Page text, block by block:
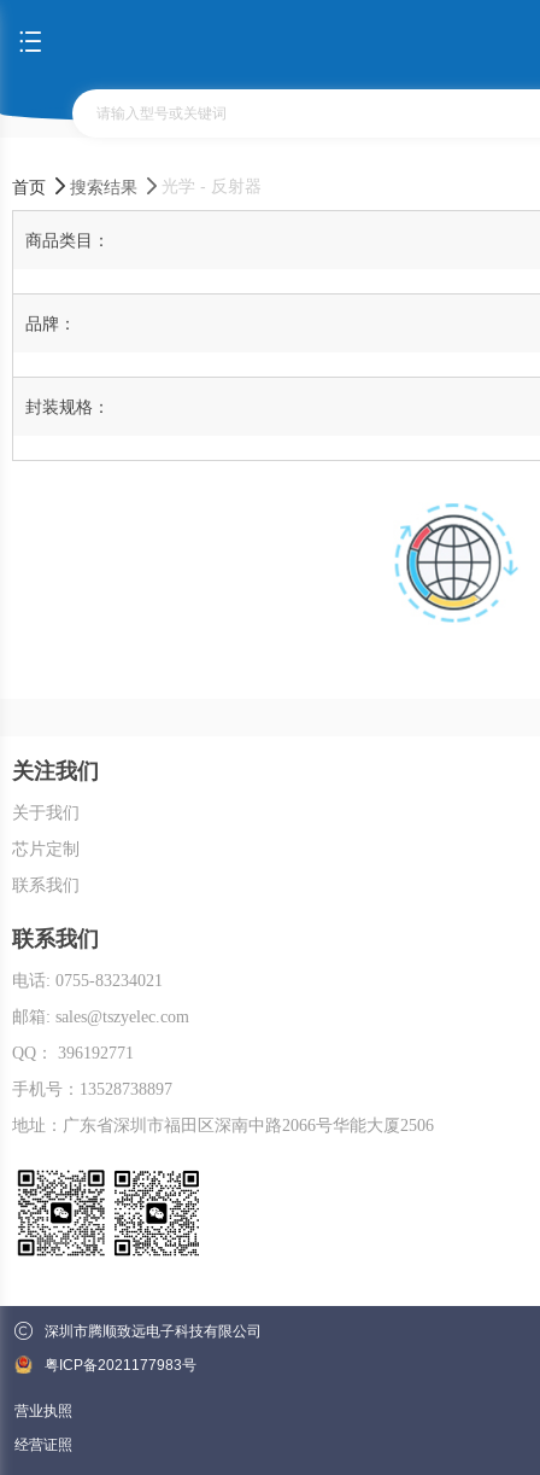
首页 搜索结果 光学 - 反射器
商品类目：
品牌：
封装规格：
关注我们
关于我们
芯片定制
联系我们
联系我们
电话: 0755-83234021
邮箱: sales@tszyelec.com
QQ： 396192771
手机号：13528738897
地址：广东省深圳市福田区深南中路2066号华能大厦2506
深圳市腾顺致远电子科技有限公司
粤ICP备2021177983号
营业执照
经营证照